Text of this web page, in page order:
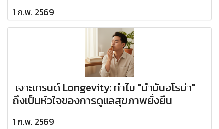
1 ก.พ. 2569
เจาะเทรนด์ Longevity: ทำไม "น้ำมันอโรม่า"
ถึงเป็นหัวใจของการดูแลสุขภาพยั่งยืน
1 ก.พ. 2569